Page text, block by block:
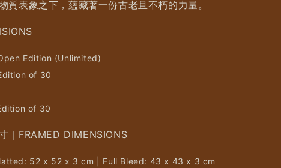
質表象之下，蘊藏著一份古老且不朽的力量。
Edition (Unlimited)
of 30
of 30
｜FRAMED DIMENSIONS
52 x 52 x 3 cm | Full Bleed: 43 x 43 x 3 cm